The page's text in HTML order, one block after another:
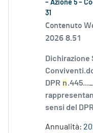
– Azione 5 –
31
Contenuto
2026 8.51
Dichirazione
DPR n
sensi del
Annualità: